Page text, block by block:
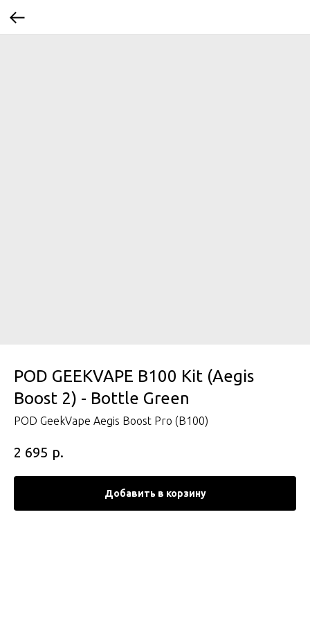
POD GEEKVAPE B100 Kit (Aegis
Boost 2) - Bottle Green
POD GeekVape Aegis Boost Pro (B100)
2 695 р.
Добавить в корзину